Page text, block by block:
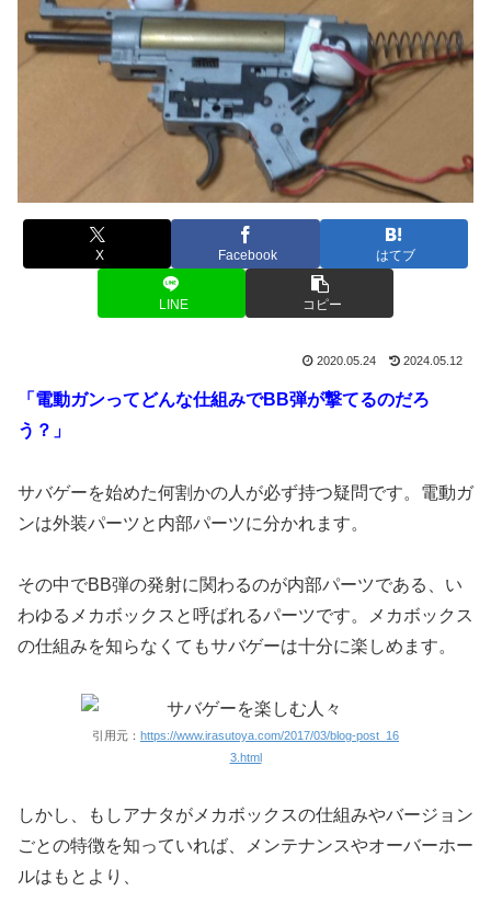
X Facebook はてブ
LINE コピー
2020.05.24 2024.05.12
「電動ガンってどんな仕組みでBB弾が撃てるのだろ
う？」
サバゲーを始めた何割かの人が必ず持つ疑問です。電動ガ
ンは外装パーツと内部パーツに分かれます。
その中でBB弾の発射に関わるのが内部パーツである、い
わゆるメカボックスと呼ばれるパーツです。メカボックス
の仕組みを知らなくてもサバゲーは十分に楽しめます。
引用元： https://www.irasutoya.com/2017/03/blog-post_16
3.html
しかし、もしアナタがメカボックスの仕組みやバージョン
ごとの特徴を知っていれば、メンテナンスやオーバーホー
ルはもとより、